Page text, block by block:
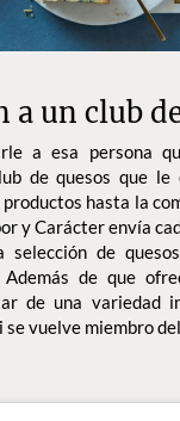
a un club
a esa persona
de quesos que le
hasta la
y Carácter envía
selección de
Además de que
de una variedad
vuelve miembro